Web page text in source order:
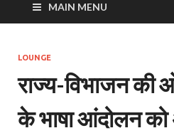
MAIN MENU
LOUNGE
राज्य-विभाजन
के भाषा आंदोलन